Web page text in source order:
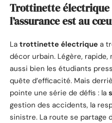
Trottinette électrique
l’assurance est au
La trottinette électrique a
décor urbain. Légère, rapide,
aussi bien les étudiants
quête d’efficacité. Mais
pointe une série de défis : la
gestion des accidents, la
sinistre. La route se partage